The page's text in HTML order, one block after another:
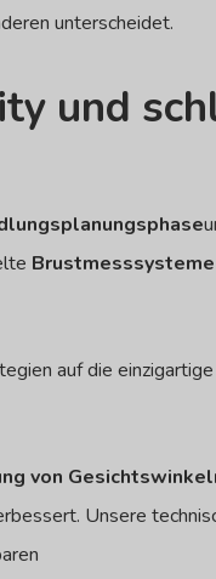
unterscheidet.
und
Brustmesssysteme
auf die
von
Unsere